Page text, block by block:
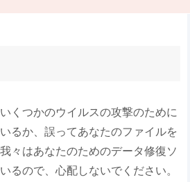
くつかのウイルスの攻撃のために
るか、誤ってあなたのファイルを
々はあなたのためのデータ修復ソ
るので、心配しないでください。